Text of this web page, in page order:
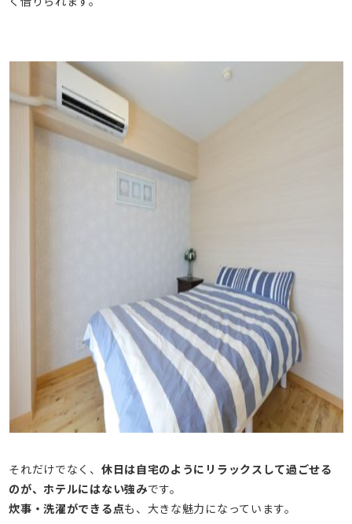
それだけでなく、 休日は自宅のようにリラックスして過ごせる
のが、ホテルにはない強みです。
炊事・洗濯ができる点も、大きな魅力になっています。